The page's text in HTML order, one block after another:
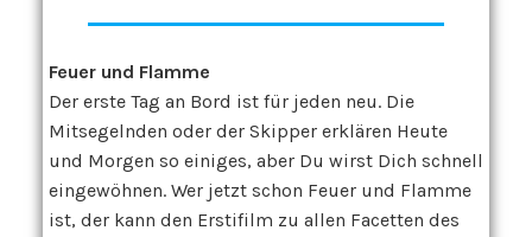
Feuer und Flamme
Der erste Tag an Bord ist für jeden neu. Die
Mitsegelnden oder der Skipper erklären Heute
und Morgen so einiges, aber Du wirst Dich schnell
eingewöhnen. Wer jetzt schon Feuer und Flamme
ist, der kann den Erstifilm zu allen Facetten des